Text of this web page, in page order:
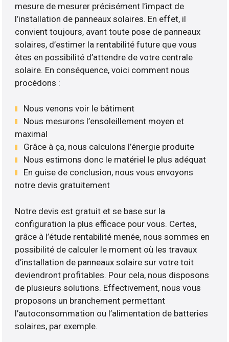
mesure de mesurer précisément l’impact de
l’installation de panneaux solaires. En effet, il
convient toujours, avant toute pose de panneaux
solaires, d’estimer la rentabilité future que vous
êtes en possibilité d’attendre de votre centrale
solaire. En conséquence, voici comment nous
procédons :
Nous venons voir le bâtiment
Nous mesurons l’ensoleillement moyen et
maximal
Grâce à ça, nous calculons l’énergie produite
Nous estimons donc le matériel le plus adéquat
En guise de conclusion, nous vous envoyons
notre devis gratuitement
Notre devis est gratuit et se base sur la
configuration la plus efficace pour vous. Certes,
grâce à l’étude rentabilité menée, nous sommes en
possibilité de calculer le moment où les travaux
d’installation de panneaux solaire sur votre toit
deviendront profitables. Pour cela, nous disposons
de plusieurs solutions. Effectivement, nous vous
proposons un branchement permettant
l’autoconsommation ou l’alimentation de batteries
solaires, par exemple.